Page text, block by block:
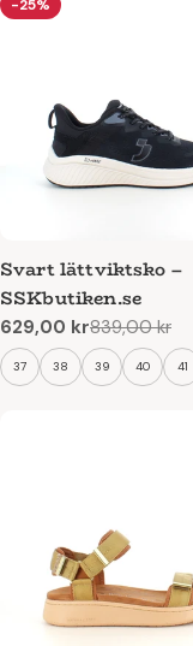
-25%
Svart lättviktsko –
SSKbutiken.se
Reapris
629,00 kr
Ordinarie
pris
839,00 kr
37 38 39 40 41